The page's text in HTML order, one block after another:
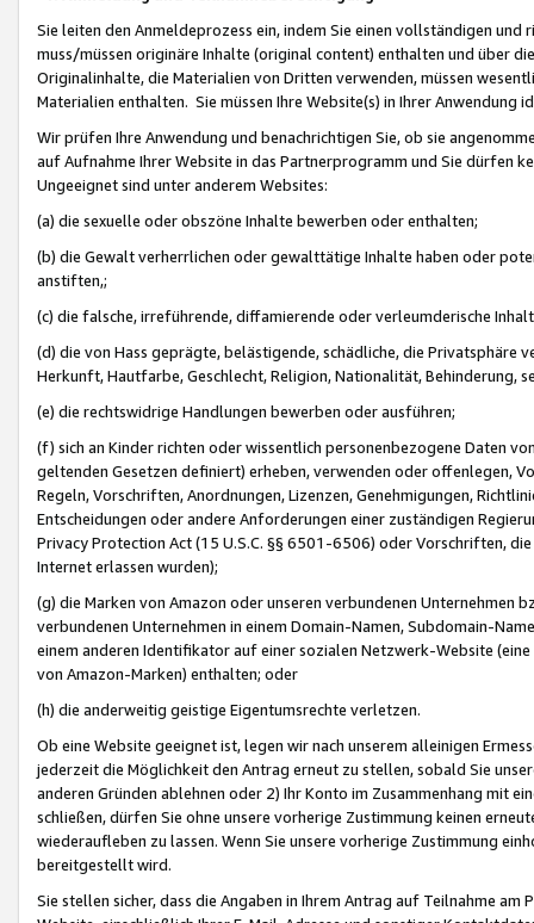
Sie leiten den Anmeldeprozess ein, indem Sie einen vollständigen
muss/müssen originäre Inhalte (original content) enthalten und über
Originalinhalte, die Materialien von Dritten verwenden, müssen
Materialien enthalten. Sie müssen Ihre Website(s) in Ihrer Anwendung
Wir prüfen Ihre Anwendung und benachrichtigen Sie, ob sie
auf Aufnahme Ihrer Website in das Partnerprogramm und Sie dürfen
Ungeeignet sind unter anderem Websites:
(a) die sexuelle oder obszöne Inhalte bewerben oder enthalten;
(b) die Gewalt verherrlichen oder gewalttätige Inhalte haben oder
anstiften,;
(c) die falsche, irreführende, diffamierende oder verleumderische
(d) die von Hass geprägte, belästigende, schädliche, die Privatsphäre
Herkunft, Hautfarbe, Geschlecht, Religion, Nationalität, Behinderung,
(e) die rechtswidrige Handlungen bewerben oder ausführen;
(f) sich an Kinder richten oder wissentlich personenbezogene Daten
geltenden Gesetzen definiert) erheben, verwenden oder offenlegen,
Regeln, Vorschriften, Anordnungen, Lizenzen, Genehmigungen,
Entscheidungen oder andere Anforderungen einer zuständigen
Privacy Protection Act (15 U.S.C. §§ 6501-6506) oder Vorschriften,
Internet erlassen wurden);
(g) die Marken von Amazon oder unseren verbundenen Unternehmen
verbundenen Unternehmen in einem Domain-Namen, Subdomain-
einem anderen Identifikator auf einer sozialen Netzwerk-Website
von Amazon-Marken) enthalten; oder
(h) die anderweitig geistige Eigentumsrechte verletzen.
Ob eine Website geeignet ist, legen wir nach unserem alleinigen
jederzeit die Möglichkeit den Antrag erneut zu stellen, sobald Sie
anderen Gründen ablehnen oder 2) Ihr Konto im Zusammenhang mit
schließen, dürfen Sie ohne unsere vorherige Zustimmung keinen
wiederaufleben zu lassen. Wenn Sie unsere vorherige Zustimmung
bereitgestellt wird.
Sie stellen sicher, dass die Angaben in Ihrem Antrag auf Teilnahme